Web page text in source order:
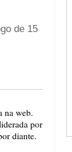
de 15
na web.
por
diante.